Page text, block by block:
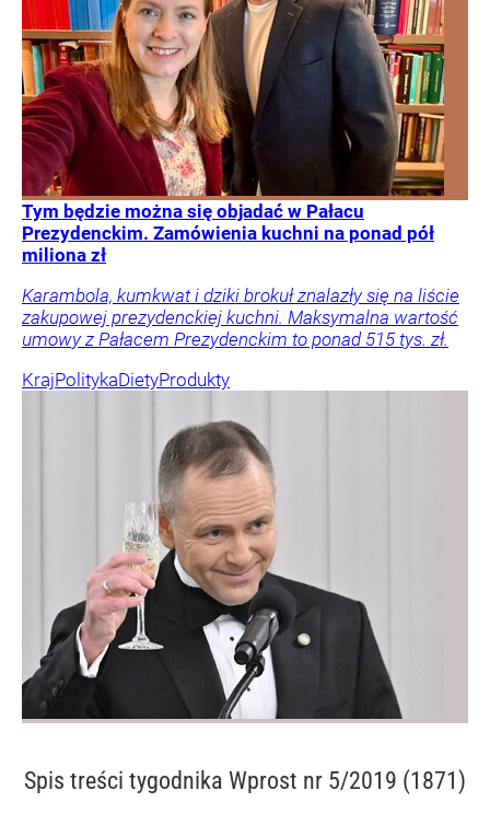
Tym będzie można się objadać w Pałacu
Prezydenckim. Zamówienia kuchni na ponad pół
miliona zł
Karambola, kumkwat i dziki brokuł znalazły się na liście
zakupowej prezydenckiej kuchni. Maksymalna wartość
umowy z Pałacem Prezydenckim to ponad 515 tys. zł.
KrajPolitykaDietyProdukty
Spis treści tygodnika Wprost nr 5/2019 (1871)